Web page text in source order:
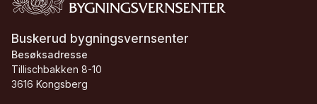
Buskerud bygningsvernsenter
Besøksadresse
Tillischbakken 8-10
3616 Kongsberg